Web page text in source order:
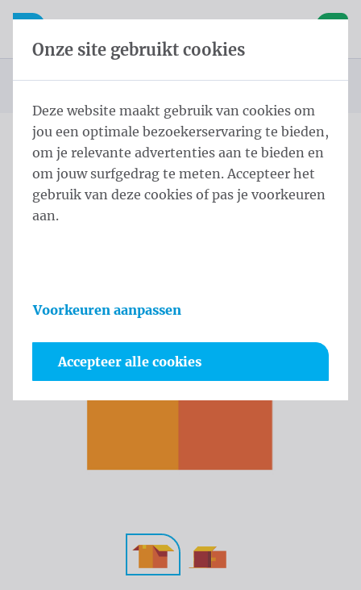
Inhoud overslaan
Taalkeuze overslaan
Open mobiele navigatie
Startpagina
Producten
Vlaggen
Officiële vlaggen
Landenvlaggen 125 - Box Orange0 Product
125 - Box Orange0 Product
Productinformatie
Onze site gebruikt cookies
Deze website maakt gebruik van cookies om
jou een optimale bezoekerservaring te bieden,
om je relevante advertenties aan te bieden en
om jouw surfgedrag te meten. Accepteer het
gebruik van deze cookies of pas je voorkeuren
aan.
Voorkeuren aanpassen
Accepteer alle cookies